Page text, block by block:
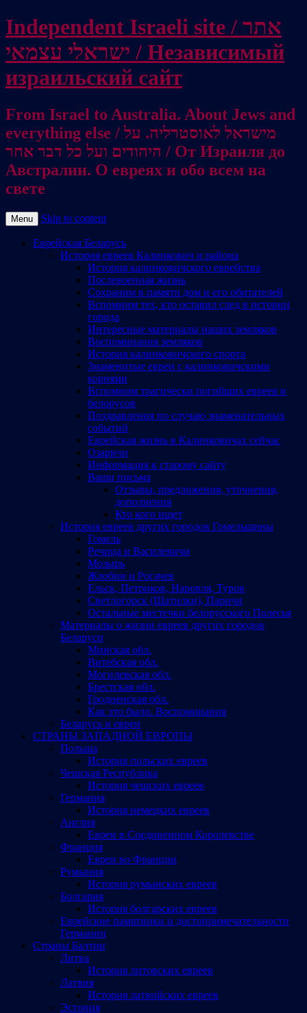
Independent Israeli site / אתר
ישראלי עצמאי / Независимый
израильский сайт
From Israel to Australia. About Jews and
everything else / מישראל לאוסטרליה. על
היהודים ועל כל דבר אחר / От Израиля до
Австралии. О евреях и обо всем на
свете
Menu Skip to content
Еврейская Беларусь
История евреев Калинкович и района
История калинковичского еврейства
Послевоенная жизнь
Сохраним в памяти дом и его обитателей
Вспомним тех, кто оставил след в истории
города
Интересные материалы наших земляков
Воспоминания земляков
История калинковичского спорта
Знаменитые евреи с калинковичскими
корнями
Вспомним трагически погибших евреев и
белорусов
Поздравления по случаю знаменательных
событий
Еврейская жизнь в Калинковичах сейчас
Озаричи
Информация к старому сайту
Ваши письма
Отзывы, предложения, уточнения,
дополнения
Кто кого ищет
История евреев других городов Гомельщины
Гомель
Речица и Василевичи
Мозырь
Жлобин и Рогачев
Ельск, Петриков, Наровля, Туров
Светлогорск (Шатилки), Паричи
Остальные местечки белорусского Полесья
Материалы о жизни евреев других городов
Беларуси
Минская обл.
Витебская обл.
Могилевская обл.
Брестская обл.
Гродненская обл.
Как это было. Воспоминания
Беларусь и евреи
СТРАНЫ ЗАПАДНОЙ ЕВРОПЫ
Польша
История польских евреев
Чешская Республика
История чешских евреев
Германия
История немецких евреев
Англия
Евреи в Соединенном Королевстве
Франция
Евреи во Франции
Румыния
История румынских евреев
Болгария
История болгарских евреев
Еврейские памятники и достопримечательности
Германии
Страны Балтии
Литва
История литовских евреев
Латвия
История латвийских евреев
Эстония